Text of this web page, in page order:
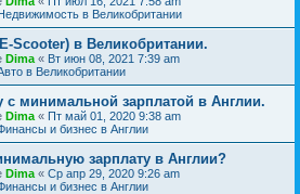
в Великобритании
Scooter) в Великобритании.
Dima « Вт июн 08, 2021 7:39 am
в Великобритании
с минимальной зарплатой в Англии.
Dima « Пт май 01, 2020 9:38 am
и бизнес в Англии
зарплату в Англии?
Dima « Ср апр 29, 2020 9:26 am
и бизнес в Англии